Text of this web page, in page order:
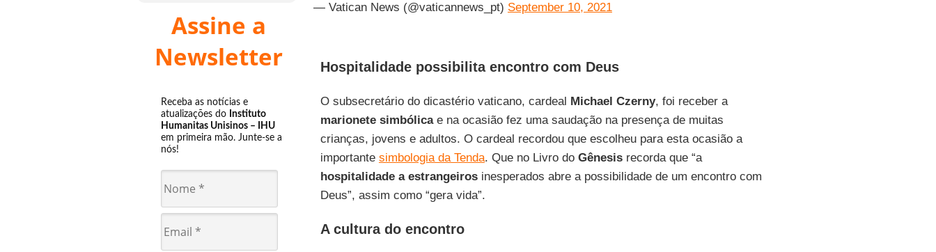
Assine a
Newsletter
Receba as notícias e
atualizações do Instituto
Humanitas Unisinos – IHU
em primeira mão. Junte-se a
nós!
— Vatican News (@vaticannews_pt) September 10, 2021
Hospitalidade possibilita encontro com Deus
O subsecretário do dicastério vaticano, cardeal Michael Czerny, foi receber a
marionete simbólicae na ocasião fez uma saudação na presença de muitas
crianças, jovens e adultos. O cardeal recordou que escolheu para esta ocasião a
importante simbologia da Tenda. Que no Livro do Gênesisrecorda que “a
hospitalidade a estrangeirosinesperados abre a possibilidade de um encontro com
Deus”, assim como “gera vida”.
A cultura do encontro